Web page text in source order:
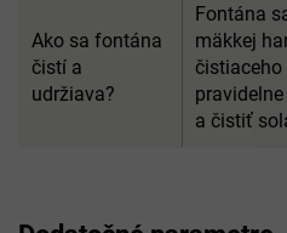
Ako sa fontána
čistí a
udržiava?
Fontána
mäkkej
čistiaceho
a čistiť